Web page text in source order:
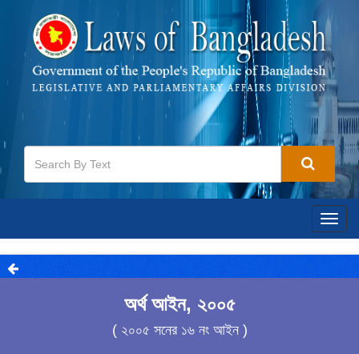
অর্থ আইন, ২০০৫
( ২০০৫ সনের ১৬ নং আইন )